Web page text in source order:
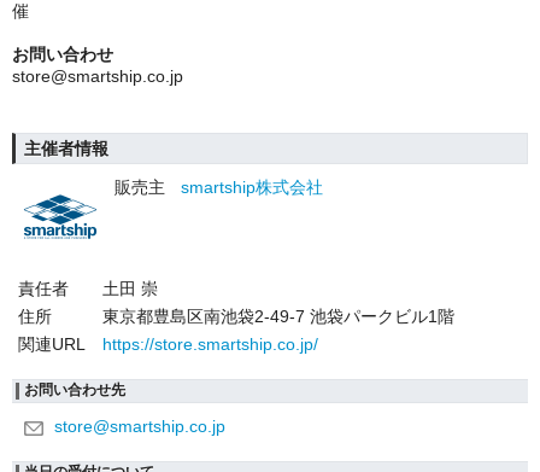
催
お問い合わせ
store@smartship.co.jp
主催者情報
販売主
smartship株式会社
責任者
土田 崇
住所
東京都豊島区南池袋2-49-7 池袋パークビル1階
関連URL
https://store.smartship.co.jp/
お問い合わせ先
store@smartship.co.jp